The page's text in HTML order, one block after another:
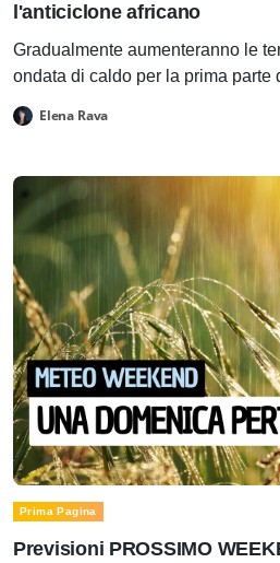
l'anticiclone africano
Gradualmente aumenteranno le
ondata di caldo per la prima parte
Elena Rava
Prima Pagina
Previsioni PROSSIMO